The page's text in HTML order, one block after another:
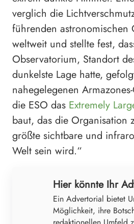
verglich die
führenden astronomischen
weltweit und stellte fest,
Observatorium, Standort
dunkelste Lage hatte,
nahegelegenen
die ESO das Extremely
baut, das die Organisation
größte sichtbare und
Welt sein wird.“
Hier könnte Ihr
Ein Advertorial bietet
Möglichkeit, ihre